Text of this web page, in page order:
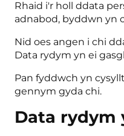
Rhaid i'r holl ddata
adnabod, byddwn yn
Nid oes angen i chi
Data rydym yn ei
Pan fyddwch yn
gennym gyda chi.
Data rydym